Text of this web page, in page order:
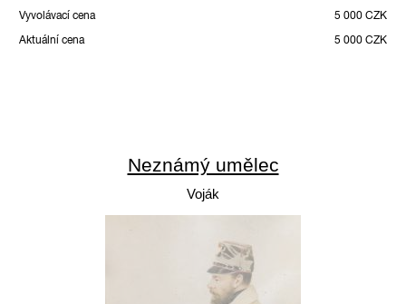
Vyvolávací cena
5 000 CZK
Aktuální cena
5 000 CZK
Neznámý umělec
Voják